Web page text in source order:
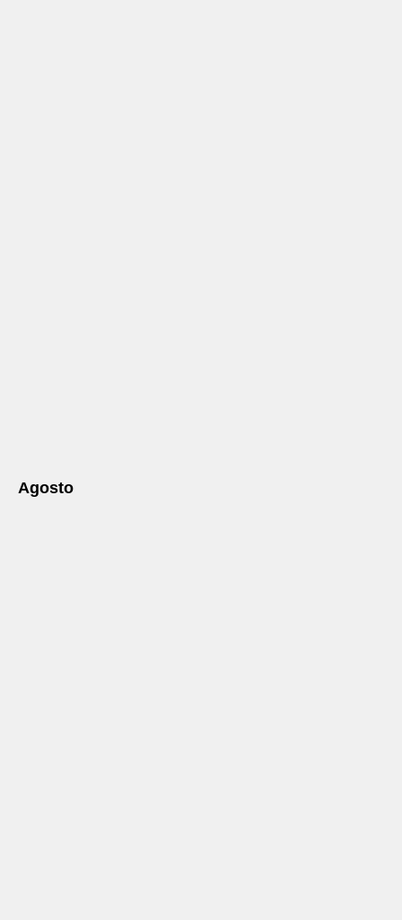
Agosto